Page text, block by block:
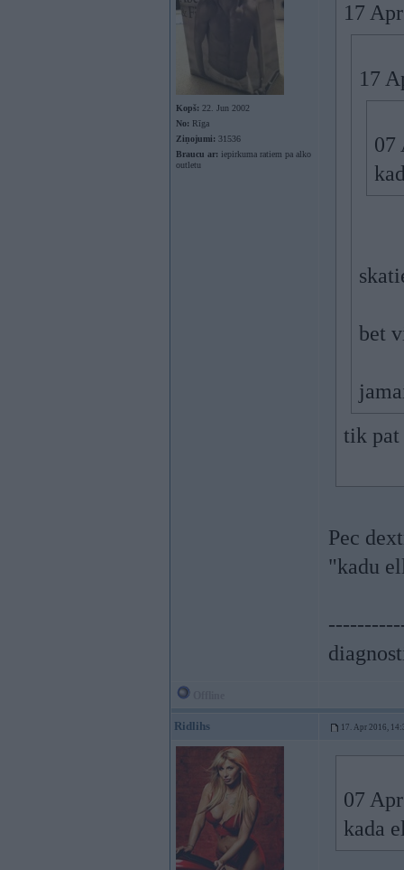
Kopš: 22. Jun 2002
No: Rīga
Ziņojumi: 31536
Braucu ar: iepirkuma ratiem pa alko
outletu
17
17
07
bet
tik pat
Pec
"kadu
Ridlihs 17. Apr 2016,
07
kada